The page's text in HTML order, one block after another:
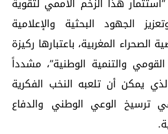
الجهود البحثية والإعلامية
الصحراء المغربية، باعتبارها ركيزة
والتنمية الوطنية”، مشدداً
يمكن أن تلعبه النخب الفكرية
ترسيخ الوعي الوطني والدفاع